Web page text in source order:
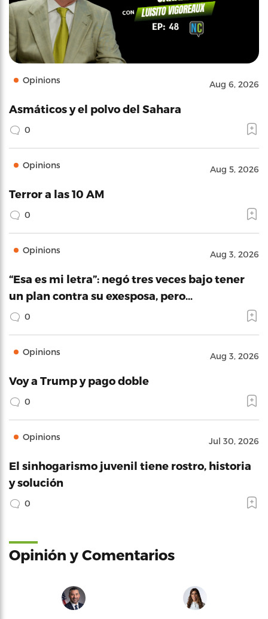
Opinions Aug 6, 2026
Asmáticos y el polvo del Sahara
0
Opinions Aug 5, 2026
Terror a las 10 AM
0
Opinions Aug 3, 2026
“Esa es mi letra”: negó tres veces bajo tener
un plan contra su exesposa, pero…
0
Opinions Aug 3, 2026
Voy a Trump y pago doble
0
Opinions Jul 30, 2026
El sinhogarismo juvenil tiene rostro, historia
y solución
0
Opinión y Comentarios